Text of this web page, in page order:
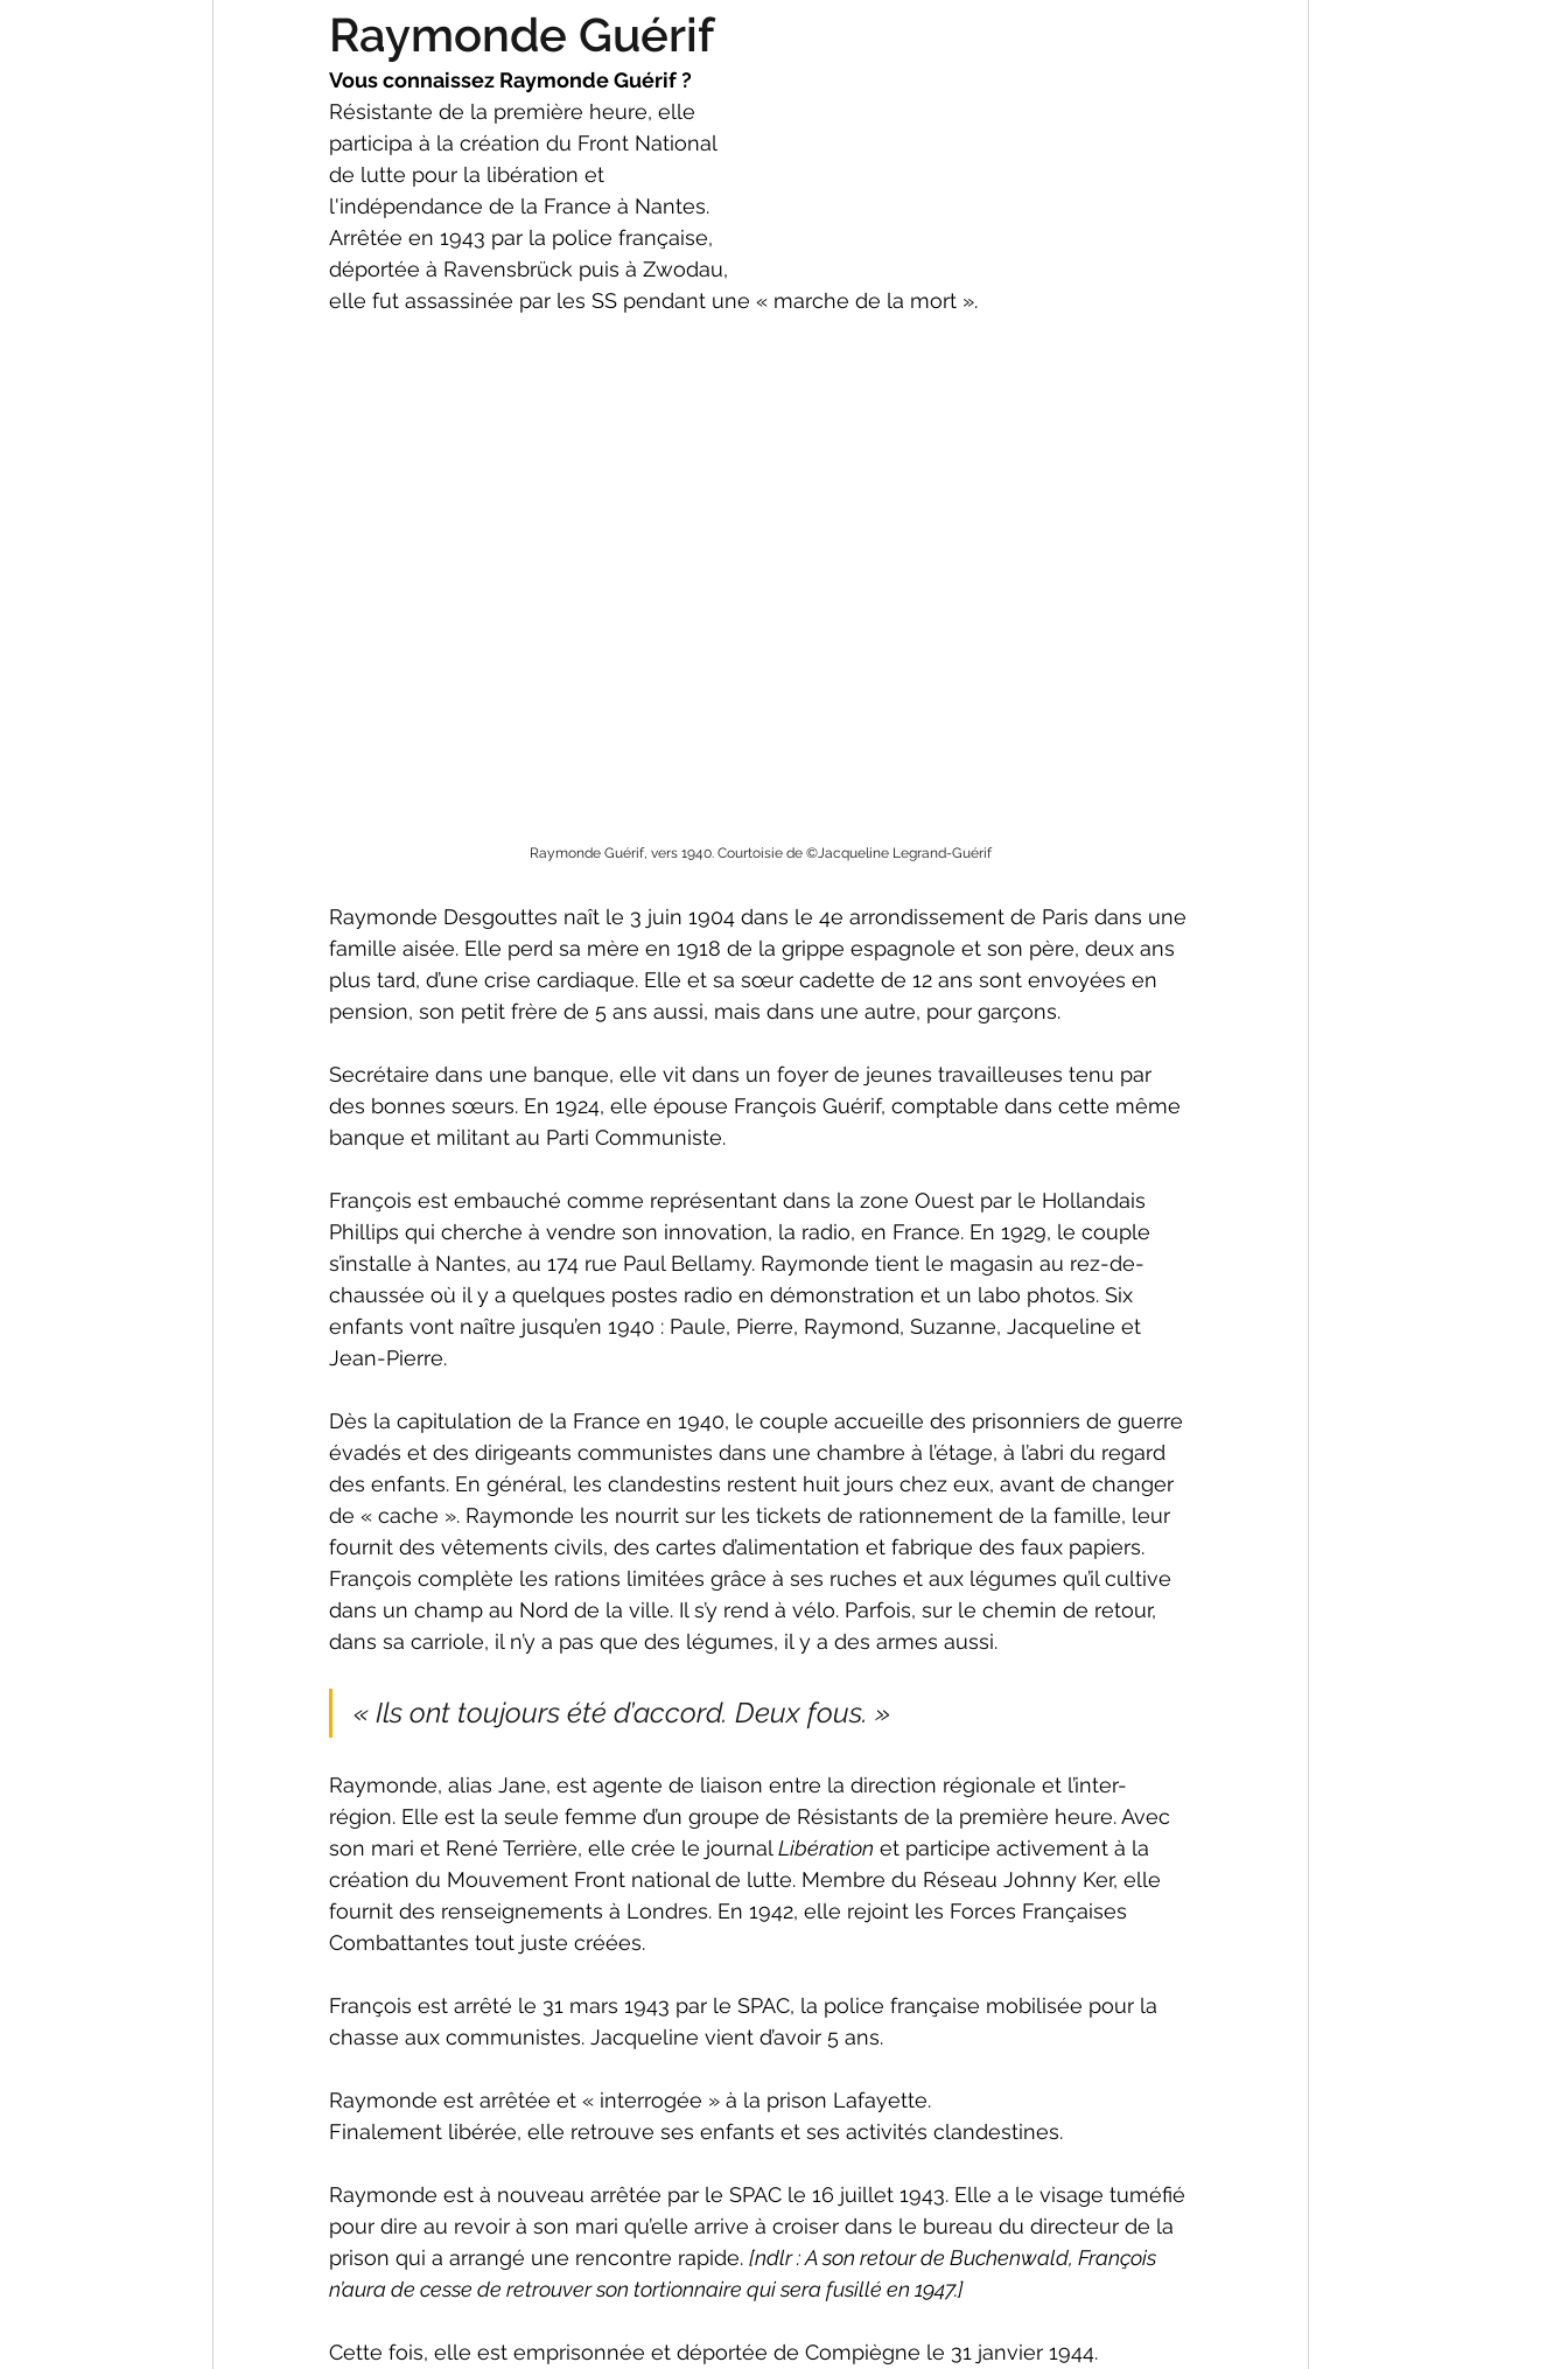
Raymonde Guérif
Vous connaissez Raymonde Guérif ?
Résistante de la première heure, elle
participa à la création du Front National
de lutte pour la libération et
l'indépendance de la France à Nantes.
Arrêtée en 1943 par la police française,
déportée à Ravensbrück puis à Zwodau,
elle fut assassinée par les SS pendant une « marche de la mort ».
Raymonde Guérif, vers 1940. Courtoisie de ©Jacqueline Legrand-Guérif
Raymonde Desgouttes naît le 3 juin 1904 dans le 4e arrondissement de Paris dans une
famille aisée. Elle perd sa mère en 1918 de la grippe espagnole et son père, deux ans
plus tard, d’une crise cardiaque. Elle et sa sœur cadette de 12 ans sont envoyées en
pension, son petit frère de 5 ans aussi, mais dans une autre, pour garçons.
Secrétaire dans une banque, elle vit dans un foyer de jeunes travailleuses tenu par
des bonnes sœurs. En 1924, elle épouse François Guérif, comptable dans cette même
banque et militant au Parti Communiste.
François est embauché comme représentant dans la zone Ouest par le Hollandais
Phillips qui cherche à vendre son innovation, la radio, en France. En 1929, le couple
s’installe à Nantes, au 174 rue Paul Bellamy. Raymonde tient le magasin au rez-de-
chaussée où il y a quelques postes radio en démonstration et un labo photos. Six
enfants vont naître jusqu’en 1940 : Paule, Pierre, Raymond, Suzanne, Jacqueline et
Jean-Pierre.
Dès la capitulation de la France en 1940, le couple accueille des prisonniers de guerre
évadés et des dirigeants communistes dans une chambre à l’étage, à l’abri du regard
des enfants. En général, les clandestins restent huit jours chez eux, avant de changer
de « cache ». Raymonde les nourrit sur les tickets de rationnement de la famille, leur
fournit des vêtements civils, des cartes d’alimentation et fabrique des faux papiers.
François complète les rations limitées grâce à ses ruches et aux légumes qu’il cultive
dans un champ au Nord de la ville. Il s’y rend à vélo. Parfois, sur le chemin de retour,
dans sa carriole, il n’y a pas que des légumes, il y a des armes aussi.
« Ils ont toujours été d’accord. Deux fous. »
Raymonde, alias Jane, est agente de liaison entre la direction régionale et l’inter-
région. Elle est la seule femme d’un groupe de Résistants de la première heure. Avec
son mari et René Terrière, elle crée le journal Libération et participe activement à la
création du Mouvement Front national de lutte. Membre du Réseau Johnny Ker, elle
fournit des renseignements à Londres. En 1942, elle rejoint les Forces Françaises
Combattantes tout juste créées.
François est arrêté le 31 mars 1943 par le SPAC, la police française mobilisée pour la
chasse aux communistes. Jacqueline vient d’avoir 5 ans.
Raymonde est arrêtée et « interrogée » à la prison Lafayette.
Finalement libérée, elle retrouve ses enfants et ses activités clandestines.
Raymonde est à nouveau arrêtée par le SPAC le 16 juillet 1943. Elle a le visage tuméfié
pour dire au revoir à son mari qu’elle arrive à croiser dans le bureau du directeur de la
prison qui a arrangé une rencontre rapide. [ndlr : A son retour de Buchenwald, François
n’aura de cesse de retrouver son tortionnaire qui sera fusillé en 1947.]
Cette fois, elle est emprisonnée et déportée de Compiègne le 31 janvier 1944.